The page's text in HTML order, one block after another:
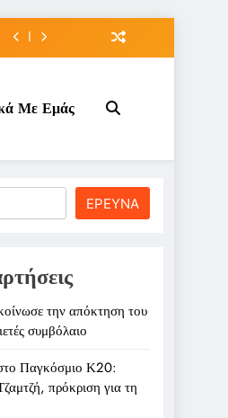
Με Εμάς
ΕΡΕΥΝΑ
την απόκτηση του
συμβόλαιο
στο Παγκόσμιο Κ20:
πρόκριση για τη